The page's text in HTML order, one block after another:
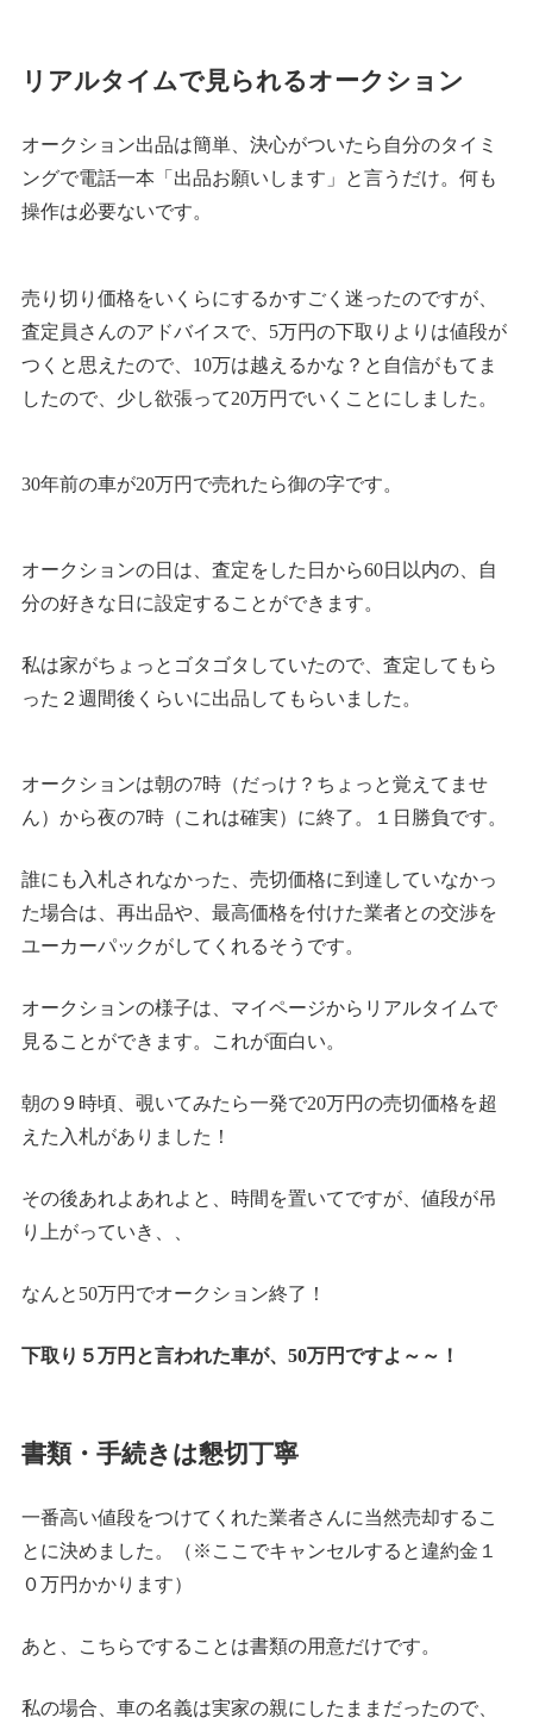
リアルタイムで見られるオークション
オークション出品は簡単、決心がついたら自分のタイミ
ングで電話一本「出品お願いします」と言うだけ。何も
操作は必要ないです。
売り切り価格をいくらにするかすごく迷ったのですが、
査定員さんのアドバイスで、5万円の下取りよりは値段が
つくと思えたので、10万は越えるかな？と自信がもてま
したので、少し欲張って20万円でいくことにしました。
30年前の車が20万円で売れたら御の字です。
オークションの日は、査定をした日から60日以内の、自
分の好きな日に設定することができます。
私は家がちょっとゴタゴタしていたので、査定してもら
った２週間後くらいに出品してもらいました。
オークションは朝の7時（だっけ？ちょっと覚えてませ
ん）から夜の7時（これは確実）に終了。１日勝負です。
誰にも入札されなかった、売切価格に到達していなかっ
た場合は、再出品や、最高価格を付けた業者との交渉を
ユーカーパックがしてくれるそうです。
オークションの様子は、マイページからリアルタイムで
見ることができます。これが面白い。
朝の９時頃、覗いてみたら一発で20万円の売切価格を超
えた入札がありました！
その後あれよあれよと、時間を置いてですが、値段が吊
り上がっていき、、
なんと50万円でオークション終了！
下取り５万円と言われた車が、50万円ですよ～～！
書類・手続きは懇切丁寧
一番高い値段をつけてくれた業者さんに当然売却するこ
とに決めました。（※ここでキャンセルすると違約金１
０万円かかります）
あと、こちらですることは書類の用意だけです。
私の場合、車の名義は実家の親にしたままだったので、